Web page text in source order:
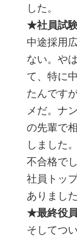
した。
★社員試
中途採用
ない。や
て、特に
たんです
メだ。ナ
の先輩で
しました
不合格で
社員トッ
ありまし
★最終役
そしてつ